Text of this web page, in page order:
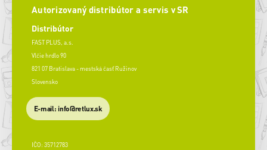
Autorizovaný distribútor a servis v SR
Distribútor
FAST PLUS, a.s.
Vlčie hrdlo 90
821 07 Bratislava - mestská časť Ružinov
Slovensko
E-mail: info@retlux.sk
IČO: 35712783